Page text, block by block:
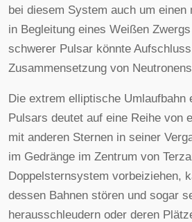
bei diesem System auch um
in Begleitung eines Weißen
schwerer Pulsar könnte
Zusammensetzung von
Die extrem elliptische Umlaufbahn
Pulsars deutet auf eine Reihe von
mit anderen Sternen in seiner
im Gedränge im Zentrum von
Doppelsternsystem vorbeiziehen,
dessen Bahnen stören und sogar
herausschleudern oder deren